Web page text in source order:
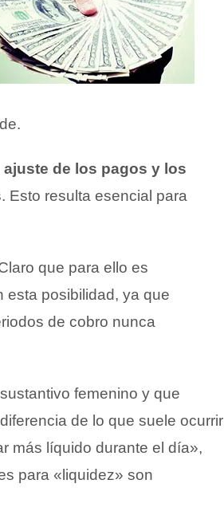
de los pagos y los
. Esto resulta esencial para
que para ello es
esta posibilidad, ya que
de cobro nunca
femenino y que
de lo que suele ocurrir
más líquido durante el día»,
para «liquidez» son